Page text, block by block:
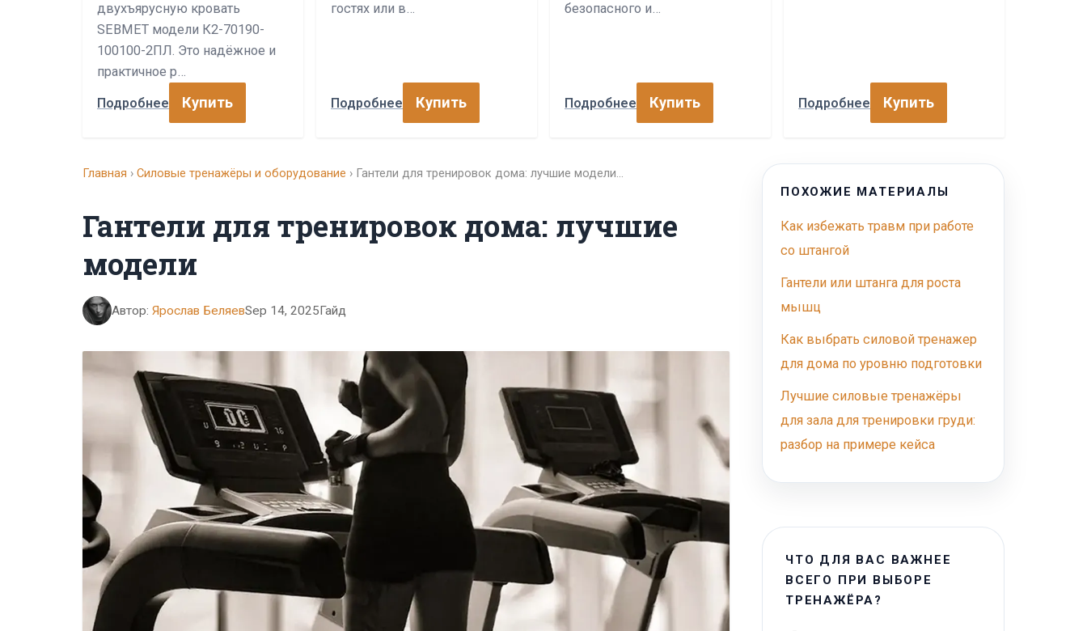
двухъярусную кровать
SEBMET модели К2-70190-
100100-2ПЛ. Это надёжное и
практичное р…
Подробнее Купить
гостях или в…
Подробнее Купить
безопасного и…
Подробнее Купить Подробнее Купить
Главная › Силовые тренажёры и оборудование › Гантели для тренировок дома: лучшие модели…
Гантели для тренировок дома: лучшие
модели
Автор: Ярослав БеляевSep 14, 2025Гайд
ПОХОЖИЕ МАТЕРИАЛЫ
Как избежать травм при работе
со штангой
Гантели или штанга для роста
мышц
Как выбрать силовой тренажер
для дома по уровню подготовки
Лучшие силовые тренажёры
для зала для тренировки груди:
разбор на примере кейса
ЧТО ДЛЯ ВАС ВАЖНЕЕ
ВСЕГО ПРИ ВЫБОРЕ
ТРЕНАЖЁРА?